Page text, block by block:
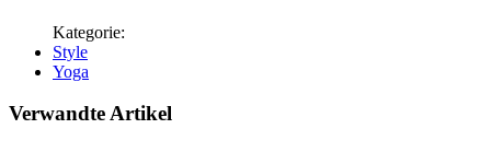
Style
Yoga
Verwandte Artikel